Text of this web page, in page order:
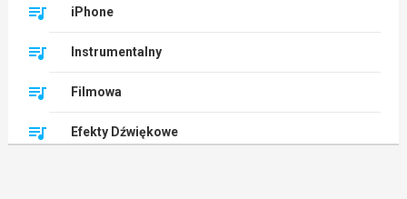
iPhone
Instrumentalny
Filmowa
Efekty Dźwiękowe